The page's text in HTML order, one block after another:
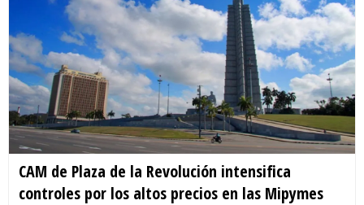
CAM de Plaza de la Revolución intensifica
controles por los altos precios en las Mipymes